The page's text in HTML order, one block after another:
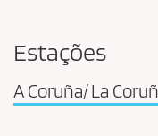
Estações
A Coruña/ La